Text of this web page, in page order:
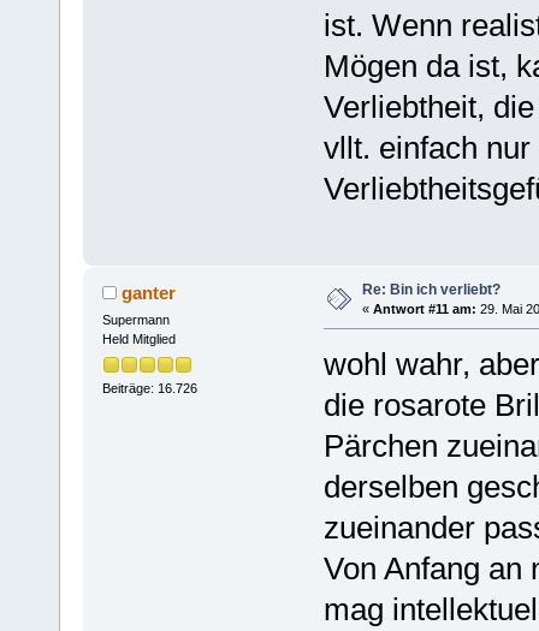
ist. Wenn
Mögen da ist,
Verliebtheit,
vllt. einfach
ganter
Supermann
Held Mitglied
Beiträge: 16.726
Re: Bin ich verliebt?
« Antwort #11 am: 29. Mai
wohl wahr,
die rosarote
Pärchen
derselben
zueinander
Von Anfang an
mag